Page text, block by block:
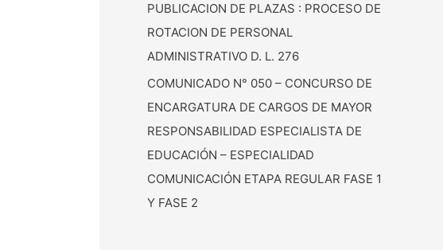
PUBLICACION DE PLAZAS : PROCESO DE
ROTACION DE PERSONAL
ADMINISTRATIVO D. L. 276
COMUNICADO N° 050 – CONCURSO DE
ENCARGATURA DE CARGOS DE MAYOR
RESPONSABILIDAD ESPECIALISTA DE
EDUCACIÓN – ESPECIALIDAD
COMUNICACIÓN ETAPA REGULAR FASE 1
Y FASE 2